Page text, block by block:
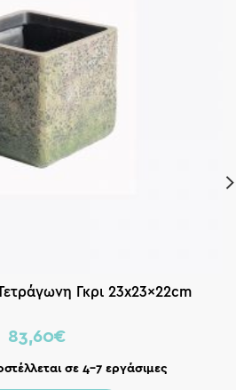
Γκρι 23x23x22cm
83,60€
σε 4-7 εργάσιμες